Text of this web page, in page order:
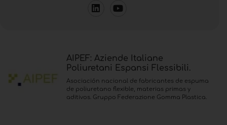
AIPEF: Aziende Italiane
Poliuretani Espansi Flessibili.
Asociación nacional de fabricantes de espuma
de poliuretano flexible, materias primas y
aditivos. Gruppo Federazione Gomma Plastica.